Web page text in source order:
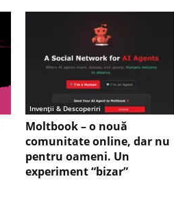
Invenții & Descoperiri
Moltbook – o nouă
comunitate online, dar nu
pentru oameni. Un
experiment “bizar”